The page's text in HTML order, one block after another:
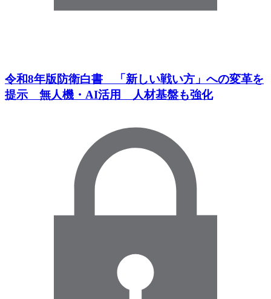
令和8年版防衛白書 「新しい戦い方」への変革を
提示 無人機・AI活用 人材基盤も強化